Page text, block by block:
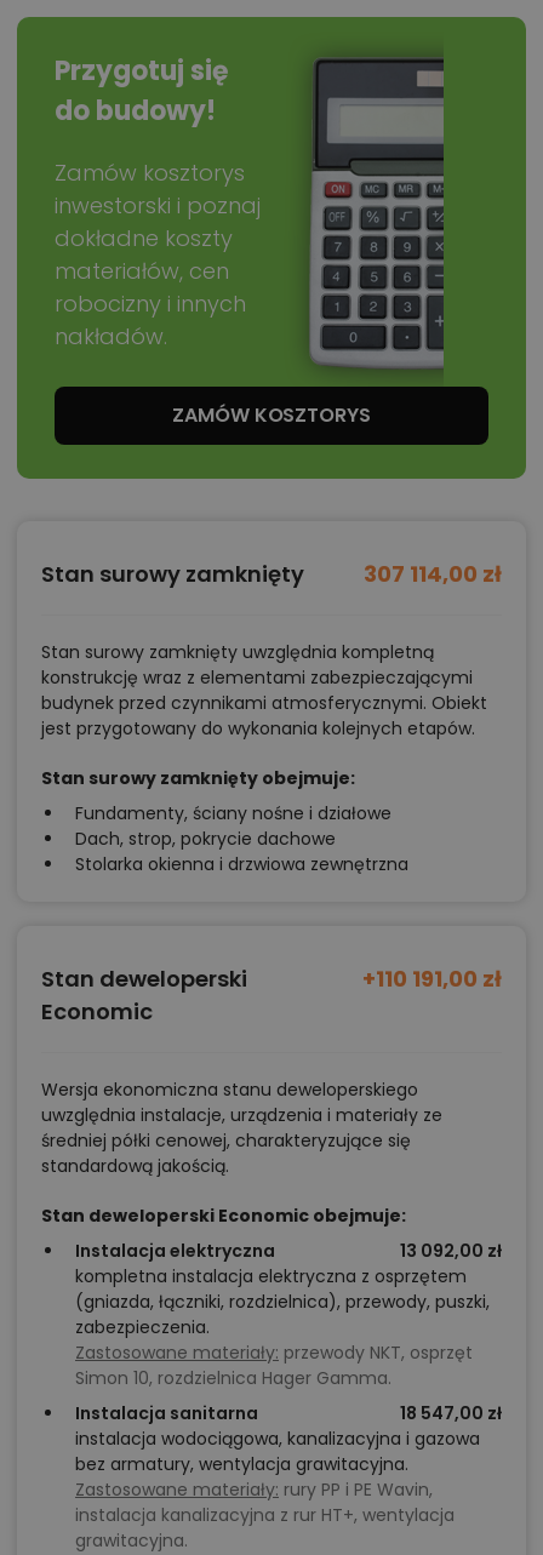
Przygotuj się
do budowy!
Zamów kosztorys
inwestorski i poznaj
dokładne koszty
materiałów, cen
robocizny i innych
nakładów.
ZAMÓW KOSZTORYS
Stan surowy zamknięty 307 114,00 zł
Stan surowy zamknięty uwzględnia kompletną
konstrukcję wraz z elementami zabezpieczającymi
budynek przed czynnikami atmosferycznymi. Obiekt
jest przygotowany do wykonania kolejnych etapów.
Stan surowy zamknięty obejmuje:
Fundamenty, ściany nośne i działowe
Dach, strop, pokrycie dachowe
Stolarka okienna i drzwiowa zewnętrzna
Stan deweloperski
Economic
+110 191,00 zł
Wersja ekonomiczna stanu deweloperskiego
uwzględnia instalacje, urządzenia i materiały ze
średniej półki cenowej, charakteryzujące się
standardową jakością.
Stan deweloperski Economic obejmuje:
Instalacja elektryczna
13 092,00 zł
kompletna instalacja elektryczna z osprzętem
(gniazda, łączniki, rozdzielnica), przewody, puszki,
zabezpieczenia.
Zastosowane materiały: przewody NKT, osprzęt
Simon 10, rozdzielnica Hager Gamma.
Instalacja sanitarna
18 547,00 zł
instalacja wodociągowa, kanalizacyjna i gazowa
bez armatury, wentylacja grawitacyjna.
Zastosowane materiały: rury PP i PE Wavin,
instalacja kanalizacyjna z rur HT+, wentylacja
grawitacyjna.